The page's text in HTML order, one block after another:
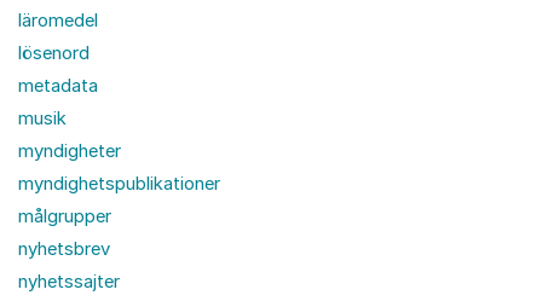
läromedel
lösenord
metadata
musik
myndigheter
myndighetspublikationer
målgrupper
nyhetsbrev
nyhetssajter